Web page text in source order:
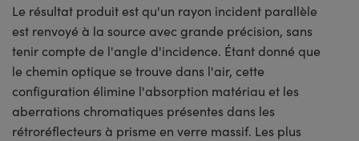
Le résultat produit est qu'un rayon incident parallèle
est renvoyé à la source avec grande précision, sans
tenir compte de l'angle d'incidence. Étant donné que
le chemin optique se trouve dans l'air, cette
configuration élimine l'absorption matériau et les
aberrations chromatiques présentes dans les
rétroréflecteurs à prisme en verre massif. Les plus